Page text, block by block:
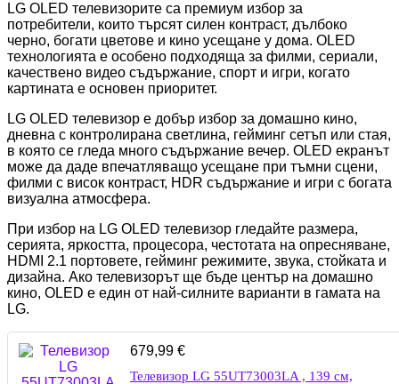
LG OLED телевизорите са премиум избор за
потребители, които търсят силен контраст, дълбоко
черно, богати цветове и кино усещане у дома. OLED
технологията е особено подходяща за филми, сериали,
качествено видео съдържание, спорт и игри, когато
картината е основен приоритет.
LG OLED телевизор е добър избор за домашно кино,
дневна с контролирана светлина, гейминг сетъп или стая,
в която се гледа много съдържание вечер. OLED екранът
може да даде впечатляващо усещане при тъмни сцени,
филми с висок контраст, HDR съдържание и игри с богата
визуална атмосфера.
При избор на LG OLED телевизор гледайте размера,
серията, яркостта, процесора, честотата на опресняване,
HDMI 2.1 портовете, гейминг режимите, звука, стойката и
дизайна. Ако телевизорът ще бъде център на домашно
кино, OLED е един от най-силните варианти в гамата на
LG.
679,99 €
Телевизор LG 55UT73003LA , 139 см,